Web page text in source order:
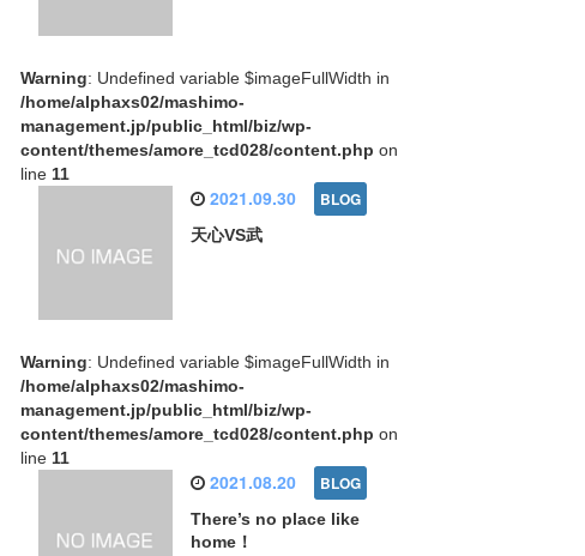
Warning: Undefined variable $imageFullWidth in
/home/alphaxs02/mashimo-
management.jp/public_html/biz/wp-
content/themes/amore_tcd028/content.php on
line 11
2021.09.30
天心VS武
Warning: Undefined variable $imageFullWidth in
/home/alphaxs02/mashimo-
management.jp/public_html/biz/wp-
content/themes/amore_tcd028/content.php on
line 11
2021.08.20
There’s no place like
home！